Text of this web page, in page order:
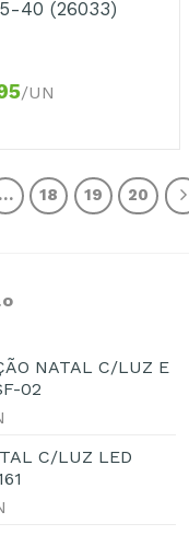
40 (26033)
/UN
… 18 19 20
NATAL C/LUZ E
02
C/LUZ LED